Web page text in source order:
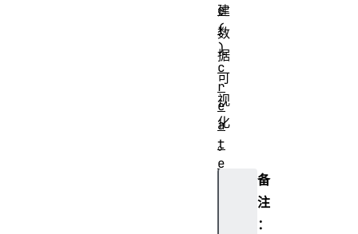
建
数
据
可
视
化
。
备
注
：
e
(
)
c
r
e
a
t
e